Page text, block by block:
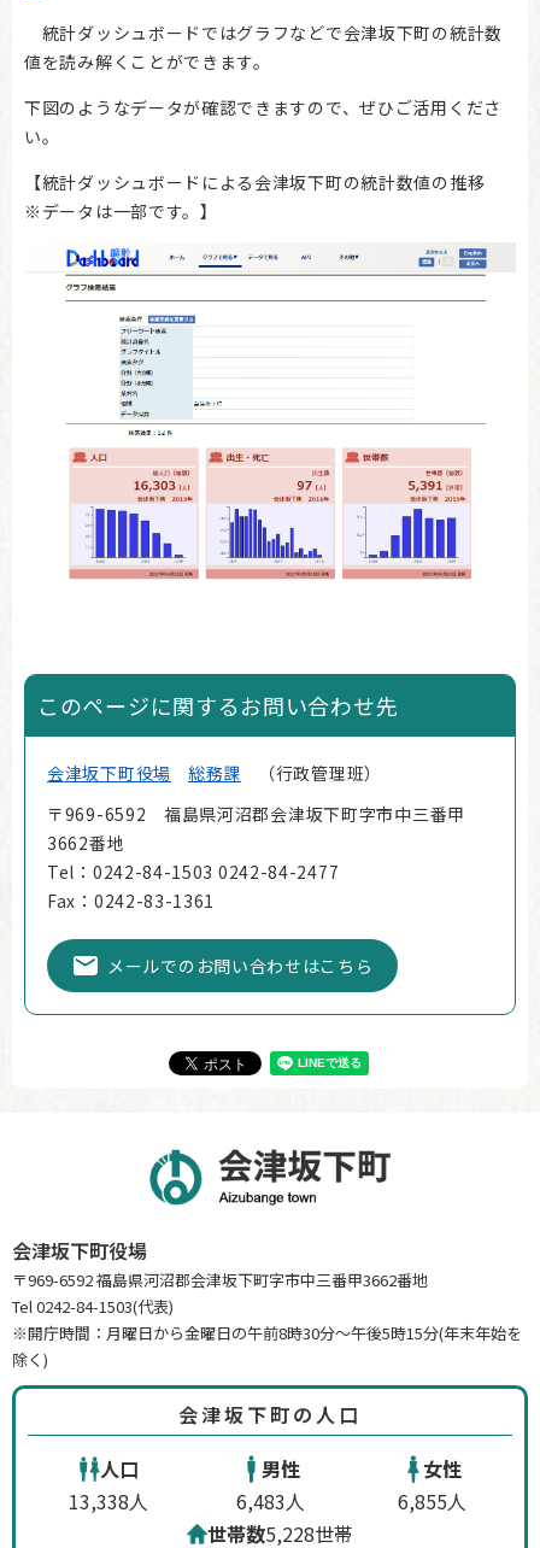
統計ダッシュボードではグラフなどで会津坂下町の統計数
値を読み解くことができます。
下図のようなデータが確認できますので、ぜひご活用くださ
い。
【統計ダッシュボードによる会津坂下町の統計数値の推移
※データは一部です。】
このページに関するお問い合わせ先
会津坂下町役場 総務課
行政管理班
〒969-6592 福島県河沼郡会津坂下町字市中三番甲
3662番地
Tel：0242-84-1503 0242-84-2477
Fax：0242-83-1361
メールでのお問い合わせはこちら
会津坂下町役場
〒969-6592 福島県河沼郡会津坂下町字市中三番甲3662番地
Tel 0242-84-1503(代表)
※開庁時間：月曜日から金曜日の午前8時30分～午後5時15分(年末年始を
除く)
会津坂下町の人口
人口
13,338人
男性
6,483人
女性
6,855人
世帯数5,228世帯